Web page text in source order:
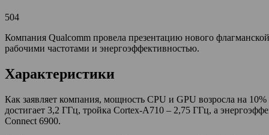
504
Компания Qualcomm провела презентацию нового
рабочими частотами и энергоэффективностью.
Характеристики
Как заявляет компания, мощность CPU и GPU возросла на
достигает 3,2 ГГц, тройка Cortex-A710 – 2,75 ГГц, а
Connect 6900.